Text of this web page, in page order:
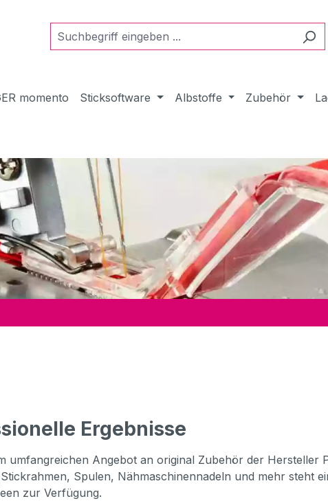
momento Sticksoftware Albstoffe Zubehör
Ergebnisse
umfangreichen Angebot an original Zubehör der Hersteller
Spulen, Nähmaschinennadeln und mehr steht
zur Verfügung.